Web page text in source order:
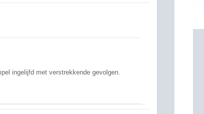
ingelijfd met verstrekkende gevolgen.